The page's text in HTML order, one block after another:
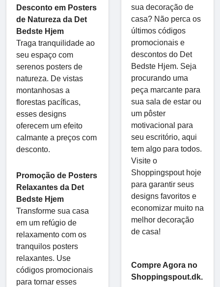
Desconto em Posters
de Natureza da Det
Bedste Hjem
Traga tranquilidade ao
seu espaço com
serenos posters de
natureza. De vistas
montanhosas a
florestas pacíficas,
esses designs
oferecem um efeito
calmante a preços com
desconto.
Promoção de Posters
Relaxantes da Det
Bedste Hjem
Transforme sua casa
em um refúgio de
relaxamento com os
tranquilos posters
relaxantes. Use
códigos promocionais
para tornar esses
sua decoração de
casa? Não perca os
últimos códigos
promocionais e
descontos do Det
Bedste Hjem. Seja
procurando uma
peça marcante para
sua sala de estar ou
um pôster
motivacional para
seu escritório, aqui
tem algo para todos.
Visite o
Shoppingspout hoje
para garantir seus
designs favoritos e
economizar muito na
melhor decoração
de casa!
Compre Agora no
Shoppingspout.dk.